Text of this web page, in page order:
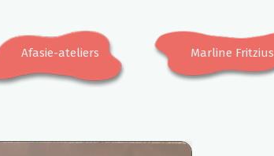
Afasie-ateliers Marline Fritzius